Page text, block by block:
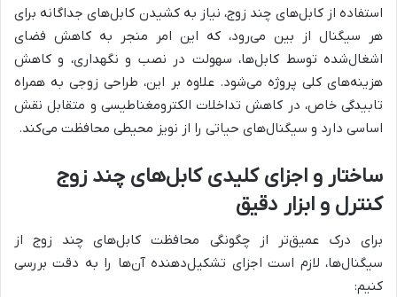
استفاده از کابل‌های چند زوج، نیاز به کشیدن کابل‌های جداگانه برای
هر سیگنال از بین می‌رود، که این امر منجر به کاهش فضای
اشغال‌شده توسط کابل‌ها، سهولت در نصب و نگهداری، و کاهش
هزینه‌های کلی پروژه می‌شود. علاوه بر این، طراحی زوجی به همراه
تابیدگی خاص، در کاهش تداخلات الکترومغناطیسی و متقابل نقش
اساسی دارد و سیگنال‌های حیاتی را از نویز محیطی محافظت می‌کند.
ساختار و اجزای کلیدی کابل‌های چند زوج
کنترل و ابزار دقیق
برای درک عمیق‌تر از چگونگی محافظت کابل‌های چند زوج از
سیگنال‌ها، لازم است اجزای تشکیل‌دهنده آن‌ها را به دقت بررسی
کنیم: